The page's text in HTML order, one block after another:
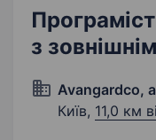
з
Avangardco,
Київ, 11,0 км